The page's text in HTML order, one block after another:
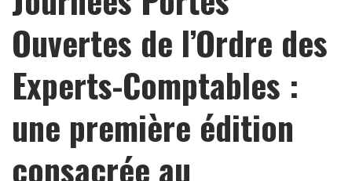
Ouvertes de l’Ordre des
Experts-Comptables :
une première édition
consacrée au